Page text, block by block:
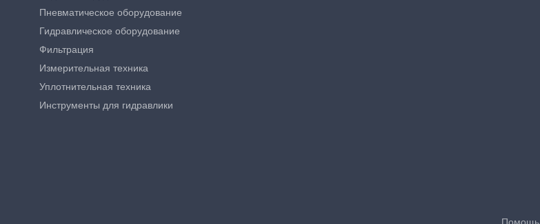
Пневматическое оборудование
Гидравлическое оборудование
Фильтрация
Измерительная техника
Уплотнительная техника
Инструменты для гидравлики
Помощь